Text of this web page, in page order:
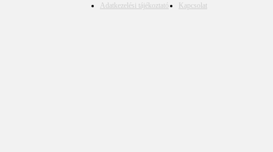
Adatkezelési tájékoztató Kapcsolat